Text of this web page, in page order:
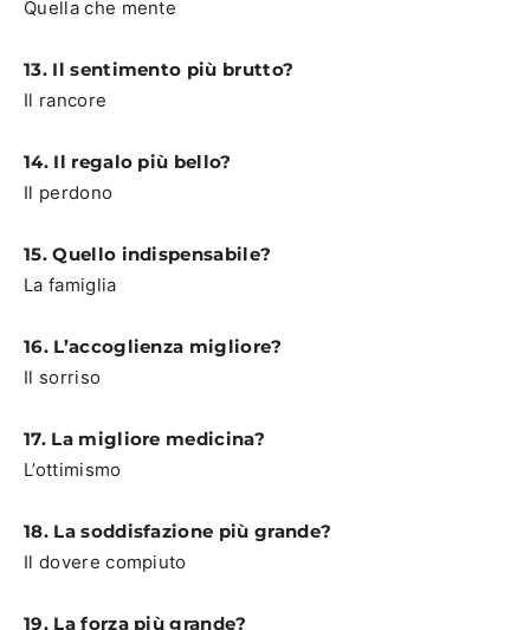
Quella che mente
13. Il sentimento più brutto?
Il rancore
14. Il regalo più bello?
Il perdono
15. Quello indispensabile?
La famiglia
16. L’accoglienza migliore?
Il sorriso
17. La migliore medicina?
L’ottimismo
18. La soddisfazione più grande?
Il dovere compiuto
19. La forza più grande?